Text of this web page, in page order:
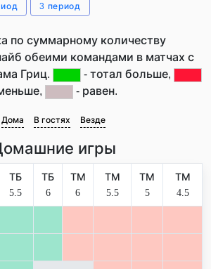
3 период
по суммарному количеству
обеими командами в матчах с
Гриц.
- тотал больше,
- равен.
Дома В гостях Везде
игры
ТБ
5.5
ТБ
6
ТМ
6
ТМ
5.5
ТМ
5
ТМ
4.5